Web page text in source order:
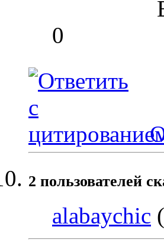
0
2 пользователей
alabaychic